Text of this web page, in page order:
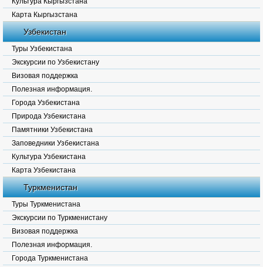
Карта Кыргызстана
Узбекистан
Туры Узбекистана
Экскурсии по Узбекистану
Визовая поддержка
Полезная информация.
Города Узбекистана
Природа Узбекистана
Памятники Узбекистана
Заповедники Узбекистана
Культура Узбекистана
Карта Узбекистана
Туркменистан
Туры Туркменистана
Экскурсии по Туркменистану
Визовая поддержка
Полезная информация.
Города Туркменистана